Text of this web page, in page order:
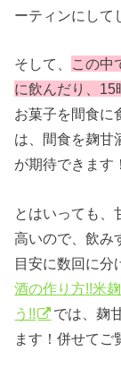
ーティンにして
そして、 この中
に飲んだり、
お菓子を間食に
は、間食を麹甘
が期待できます！
とはいっても、
高いので、飲み
目安に数回に分
酒の作り方!!米
う!!
では、麹
ます！併せてご